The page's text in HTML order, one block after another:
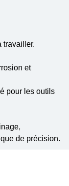
travailler.
et
pour les outils
de précision.